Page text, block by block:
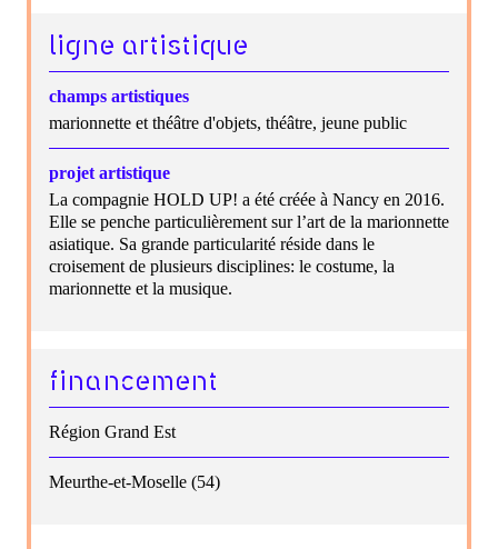
ligne artistique
champs artistiques
marionnette et théâtre d'objets, théâtre, jeune public
projet artistique
La compagnie HOLD UP! a été créée à Nancy en 2016.
Elle se penche particulièrement sur l’art de la marionnette
asiatique. Sa grande particularité réside dans le
croisement de plusieurs disciplines: le costume, la
marionnette et la musique.
financement
Région Grand Est
Meurthe-et-Moselle (54)